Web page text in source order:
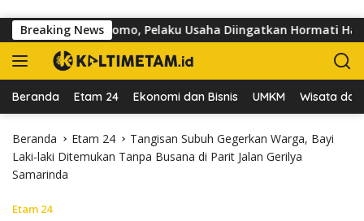
Breaking News
dr Sutomo, Pelaku Usaha Diingatkan Hormati Hak
Beranda Etam 24 Ekonomi dan Bisnis UMKM Wisata dan
Beranda Etam 24
Tangisan Subuh Gegerkan Warga, Bayi
Laki-laki Ditemukan Tanpa Busana di Parit Jalan Gerilya
Samarinda
Etam 24